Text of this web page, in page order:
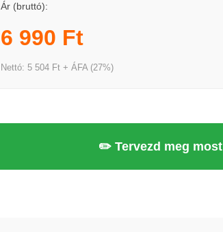
Ár (bruttó):
6 990 Ft
Nettó: 5 504 Ft + ÁFA (27%)
✏️ Tervezd meg most